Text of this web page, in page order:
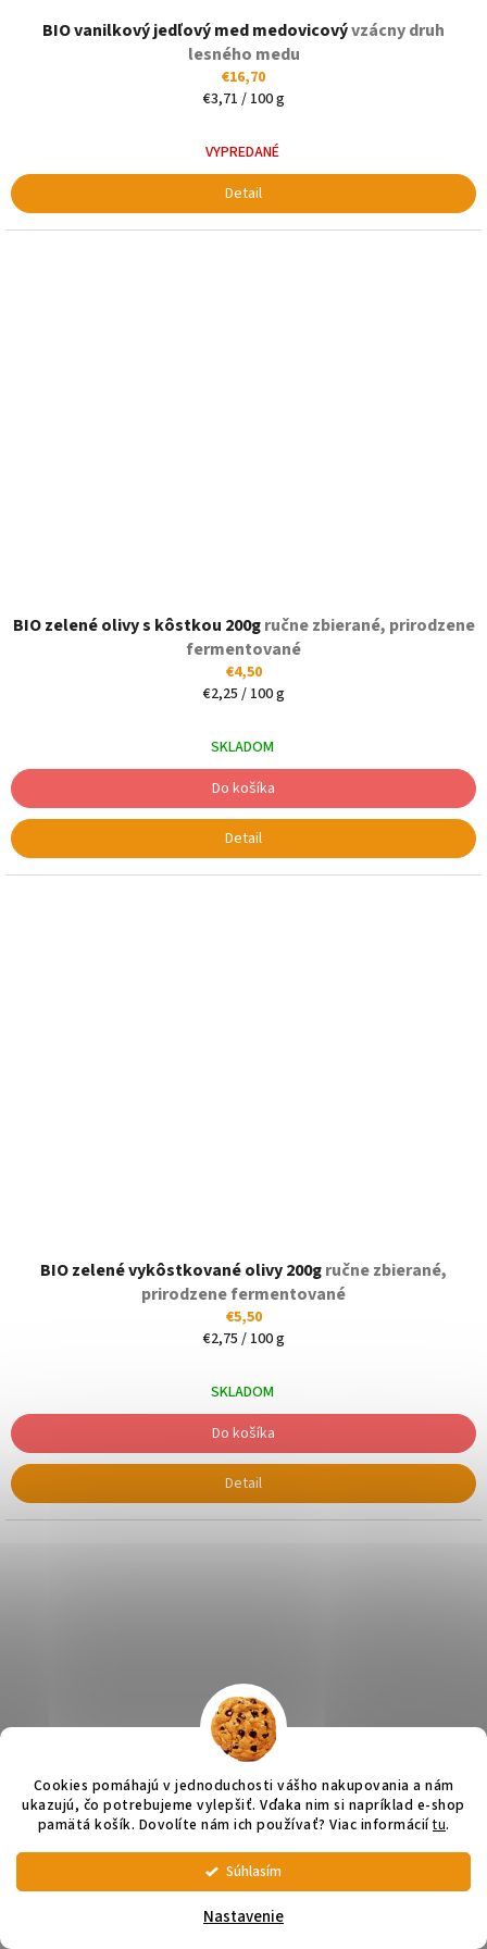
Cookies pomáhajú v jednoduchosti vášho nakupovania a nám
ukazujú, čo potrebujeme vylepšiť. Vďaka nim si napríklad e-shop
pamätá košík. Dovolíte nám ich používať? Viac informáciítu.
Súhlasím
Nastavenie
💚 Chceme, aby vám olivový olej dorazil v tej najlepšej kvalite. Keďže sa
zvoliť výdajné miesto alebo doručenie na adresu. ĎAKUJEME
hodnotenie
produktu
je
5,0
hviezdičiek.
BIO vanilkový jedľový med medovicovývzácny druh
lesného medu
€16,70
Jednotková
€3,71 / 100 g
VYPREDANÉ
Detail
BIO zelené olivy s kôstkou 200gručne zbierané, prirodzene
fermentované
€4,50
Jednotková
€2,25 / 100 g
SKLADOM
Do košíka
Detail
hodnotenie
produktu
je
5,0
hviezdičiek.
BIO zelené vykôstkované olivy 200gručne zbierané,
prirodzene fermentované
€5,50
Jednotková
€2,75 / 100 g
SKLADOM
Do košíka
Detail
Bio zelené vykôstkované olivy v slanom náleve 340g